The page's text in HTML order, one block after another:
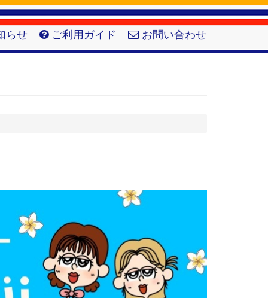
らせ ご利用ガイド お問い合わせ